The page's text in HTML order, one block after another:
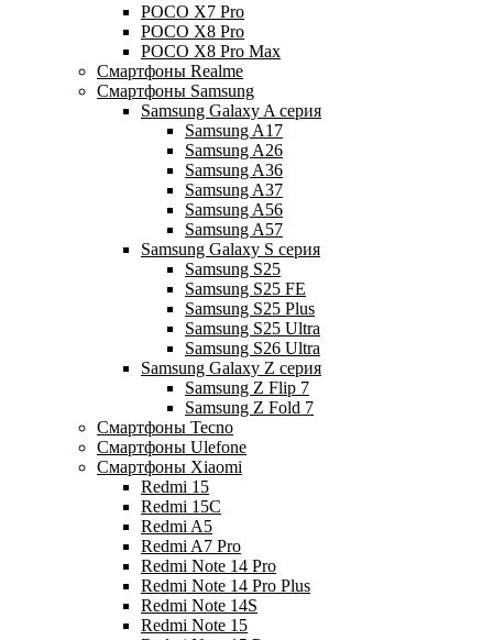
POCO X7 Pro
POCO X8 Pro
POCO X8 Pro Max
Смартфоны Realme
Смартфоны Samsung
Samsung Galaxy A серия
Samsung A17
Samsung A26
Samsung A36
Samsung A37
Samsung A56
Samsung A57
Samsung Galaxy S серия
Samsung S25
Samsung S25 FE
Samsung S25 Plus
Samsung S25 Ultra
Samsung S26 Ultra
Samsung Galaxy Z серия
Samsung Z Flip 7
Samsung Z Fold 7
Смартфоны Tecno
Смартфоны Ulefone
Смартфоны Xiaomi
Redmi 15
Redmi 15C
Redmi A5
Redmi A7 Pro
Redmi Note 14 Pro
Redmi Note 14 Pro Plus
Redmi Note 14S
Redmi Note 15